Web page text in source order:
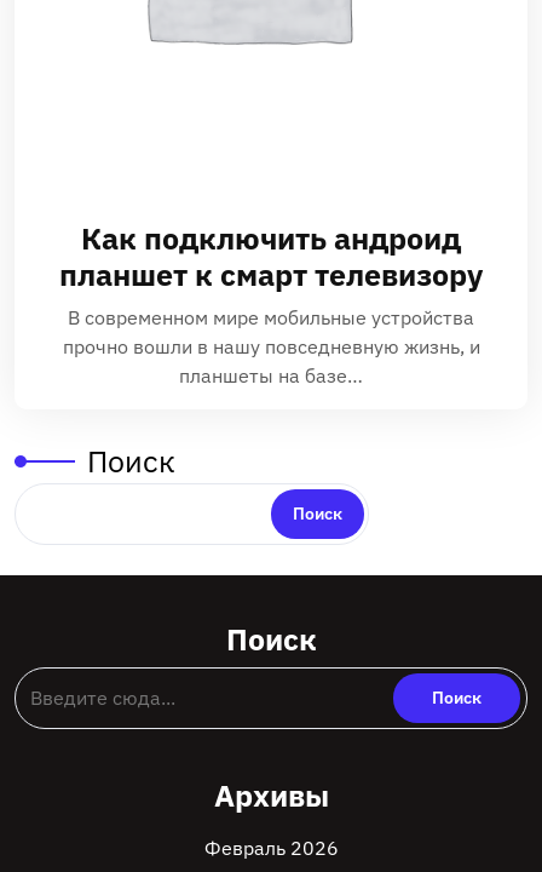
Как подключить андроид
планшет к смарт телевизору
В современном мире мобильные устройства
прочно вошли в нашу повседневную жизнь, и
планшеты на базе…
Поиск
Поиск
Поиск
Архивы
Февраль 2026